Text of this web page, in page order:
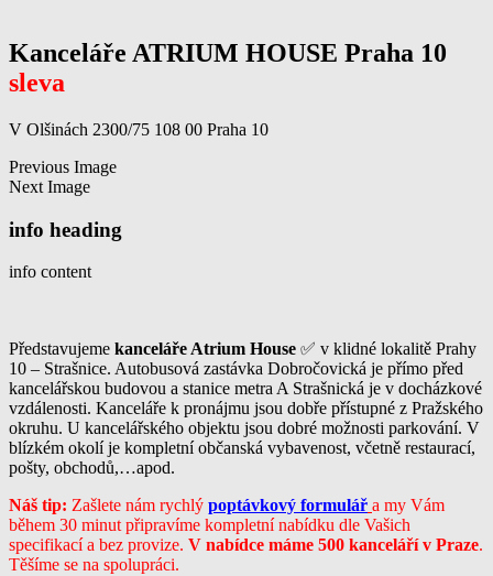
Kanceláře ATRIUM HOUSE Praha 10
sleva
V Olšinách 2300/75 108 00 Praha 10
Previous Image
Next Image
info heading
info content
Představujeme kanceláře Atrium House ✅ v klidné lokalitě Prahy
10 – Strašnice. Autobusová zastávka Dobročovická je přímo před
kancelářskou budovou a stanice metra A Strašnická je v docházkové
vzdálenosti. Kanceláře k pronájmu jsou dobře přístupné z Pražského
okruhu. U kancelářského objektu jsou dobré možnosti parkování. V
blízkém okolí je kompletní občanská vybavenost, včetně restaurací,
pošty, obchodů,…apod.
Náš tip: Zašlete nám rychlý poptávkový formulář a my Vám
během 30 minut připravíme kompletní nabídku dle Vašich
specifikací a bez provize. V nabídce máme 500 kanceláří v Praze.
Těšíme se na spolupráci.